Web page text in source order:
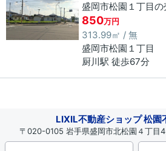
盛岡市松園１丁目の
850万円
313.99㎡ / 無
盛岡市松園 １丁目
厨川駅 徒歩67分
LIXIL不動産ショップ 松園
〒020-0105 岩手県盛岡市北松園４丁目